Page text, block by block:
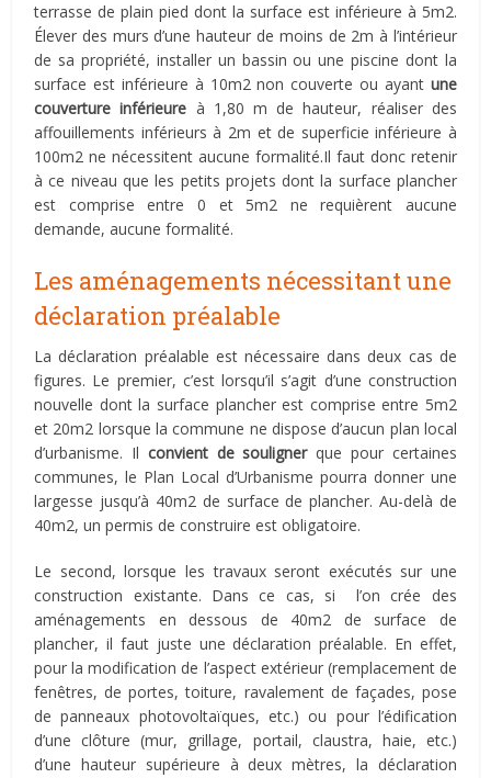
terrasse de plain pied dont la surface est inférieure à 5m2.
Élever des murs d’une hauteur de moins de 2m à l’intérieur
de sa propriété, installer un bassin ou une piscine dont la
surface est inférieure à 10m2 non couverte ou ayant une
couverture inférieure à 1,80 m de hauteur, réaliser des
affouillements inférieurs à 2m et de superficie inférieure à
100m2 ne nécessitent aucune formalité.Il faut donc retenir
à ce niveau que les petits projets dont la surface plancher
est comprise entre 0 et 5m2 ne requièrent aucune
demande, aucune formalité.
Les aménagements nécessitant une
déclaration préalable
La déclaration préalable est nécessaire dans deux cas de
figures. Le premier, c’est lorsqu’il s’agit d’une construction
nouvelle dont la surface plancher est comprise entre 5m2
et 20m2 lorsque la commune ne dispose d’aucun plan local
d’urbanisme. Il convient de soulignerque pour certaines
communes, le Plan Local d’Urbanisme pourra donner une
largesse jusqu’à 40m2 de surface de plancher. Au-delà de
40m2, un permis de construire est obligatoire.
Le second, lorsque les travaux seront exécutés sur une
construction existante. Dans ce cas, si l’on crée des
aménagements en dessous de 40m2 de surface de
plancher, il faut juste une déclaration préalable. En effet,
pour la modification de l’aspect extérieur (remplacement de
fenêtres, de portes, toiture, ravalement de façades, pose
de panneaux photovoltaïques, etc.) ou pour l’édification
d’une clôture (mur, grillage, portail, claustra, haie, etc.)
d’une hauteur supérieure à deux mètres, la déclaration